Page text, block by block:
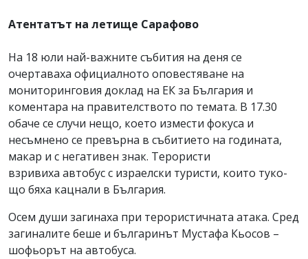
Атентатът на летище Сарафово
На 18 юли най-важните събития на деня се
очертаваха официалното оповестяване на
мониторинговия доклад на ЕК за България и
коментара на правителството по темата. В 17.30
обаче се случи нещо, което измести фокуса и
несъмнено се превърна в събитието на годината,
макар и с негативен знак. Терористи
взривиха автобус с израелски туристи, които туко-
що бяха кацнали в България.
Осем души загинаха при терористичната атака. Сред
загиналите беше и българинът Мустафа Кьосов –
шофьорът на автобуса.